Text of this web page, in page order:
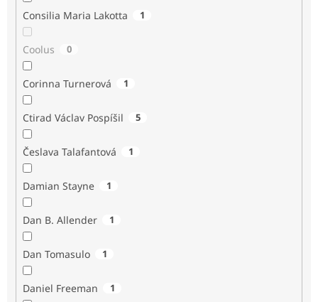
Consilia Maria Lakotta 1
Coolus 0
Corinna Turnerová 1
Ctirad Václav Pospíšil 5
Česlava Talafantová 1
Damian Stayne 1
Dan B. Allender 1
Dan Tomasulo 1
Daniel Freeman 1